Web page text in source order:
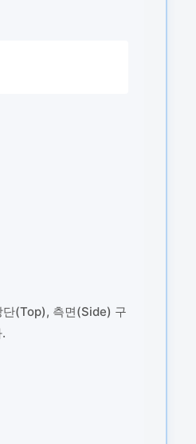
단(Top), 측면(Side) 구